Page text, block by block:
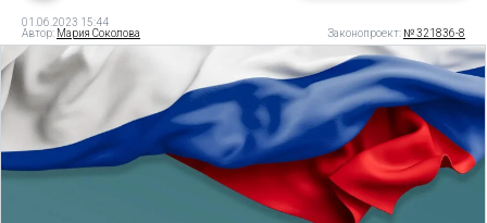
01.06.2023 15:44
Автор: Мария Соколова Законопроект: № 321836-8